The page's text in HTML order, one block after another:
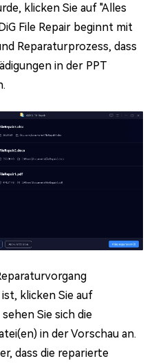
klicken Sie auf "Alles
File Repair beginnt mit
Reparaturprozess, dass
in der PPT
klicken Sie auf
Sie sich die
in der Vorschau an.
dass die reparierte